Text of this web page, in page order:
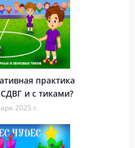
практика
и с тиками?
2025 г.